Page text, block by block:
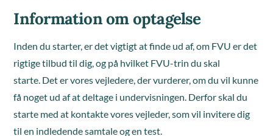
Information om optagelse
Inden du starter, er det vigtigt at finde ud af, om FVU er det
rigtige tilbud til dig, og på hvilket FVU-trin du skal
starte. Det er vores vejledere, der vurderer, om du vil kunne
få noget ud af at deltage i undervisningen. Derfor skal du
starte med at kontakte vores vejleder, som vil invitere dig
til en indledende samtale og en test.